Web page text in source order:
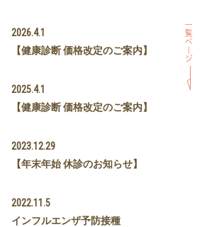
2026.4.1
【健康診断 価格改定のご案内】
2025.4.1
【健康診断 価格改定のご案内】
2023.12.29
【年末年始 休診のお知らせ】
2022.11.5
インフルエンザ予防接種